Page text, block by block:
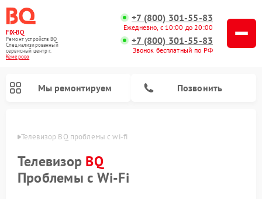
FIX-BQ
Ремонт устройств BQ
Специализированный
cервисный центр г.
Кемерово
+7 (800) 301-55-83
Ежедневно, с 10:00 до 20:00
+7 (800) 301-55-83
Звонок бесплатный по РФ
Мы ремонтируем Позвонить
Телевизор BQ проблемы с wi-fi
Телевизор BQ
Проблемы с Wi-Fi